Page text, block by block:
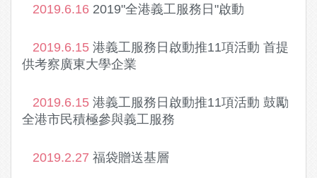
2019.6.16 2019"全港義工服務日"啟動
2019.6.15 港義工服務日啟動推11項活動 首提
供考察廣東大學企業
2019.6.15 港義工服務日啟動推11項活動 鼓勵
全港市民積極參與義工服務
2019.2.27 福袋贈送基層